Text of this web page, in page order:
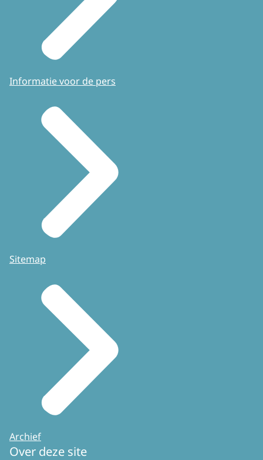
Informatie voor de pers
Sitemap
Archief
Over deze site